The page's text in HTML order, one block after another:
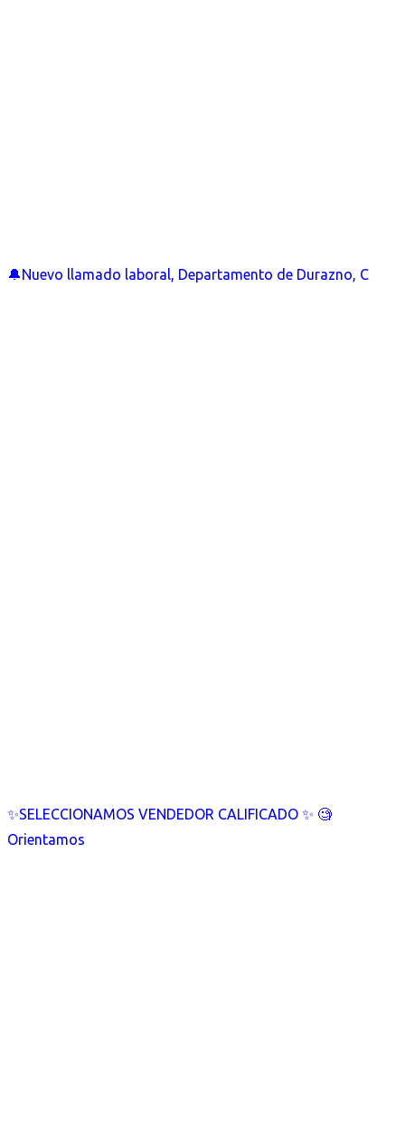
🔔Nuevo llamado laboral, Departamento de Durazno, C
✨SELECCIONAMOS VENDEDOR CALIFICADO ✨ 🧐
Orientamos